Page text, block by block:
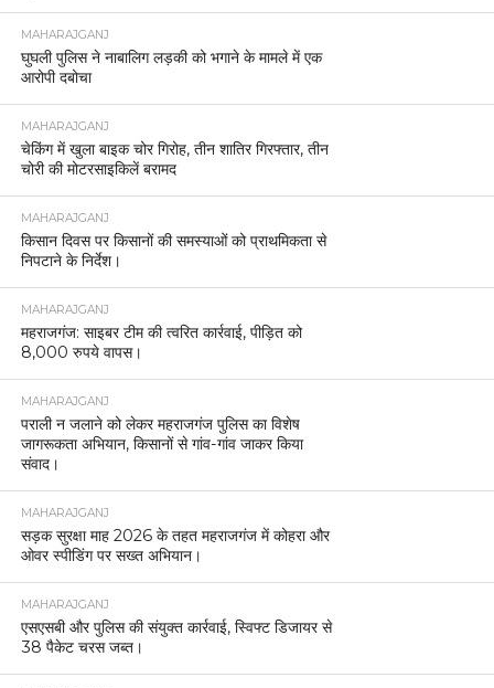
MAHARAJGANJ
घुघली पुलिस ने नाबालिग लड़की को भगाने के मामले में एक
आरोपी दबोचा
MAHARAJGANJ
चेकिंग में खुला बाइक चोर गिरोह, तीन शातिर गिरफ्तार, तीन
चोरी की मोटरसाइकिलें बरामद
MAHARAJGANJ
किसान दिवस पर किसानों की समस्याओं को प्राथमिकता से
निपटाने के निर्देश।
MAHARAJGANJ
महराजगंज: साइबर टीम की त्वरित कार्रवाई, पीड़ित को
8,000 रुपये वापस।
MAHARAJGANJ
पराली न जलाने को लेकर महराजगंज पुलिस का विशेष
जागरूकता अभियान, किसानों से गांव-गांव जाकर किया
संवाद।
MAHARAJGANJ
सड़क सुरक्षा माह 2026 के तहत महराजगंज में कोहरा और
ओवर स्पीडिंग पर सख्त अभियान।
MAHARAJGANJ
एसएसबी और पुलिस की संयुक्त कार्रवाई, स्विफ्ट डिजायर से
38 पैकेट चरस जब्त।